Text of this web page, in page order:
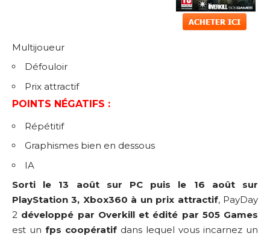
Multijoueur
Défouloir
Prix attractif
POINTS NÉGATIFS :
Répétitif
Graphismes bien en dessous
IA
Sorti le 13 août sur PC puis le 16 août sur
PlayStation 3, Xbox360 à un prix attractif, PayDay
2 développé par Overkill et édité par 505 Games
est un fps coopératif dans lequel vous incarnez un